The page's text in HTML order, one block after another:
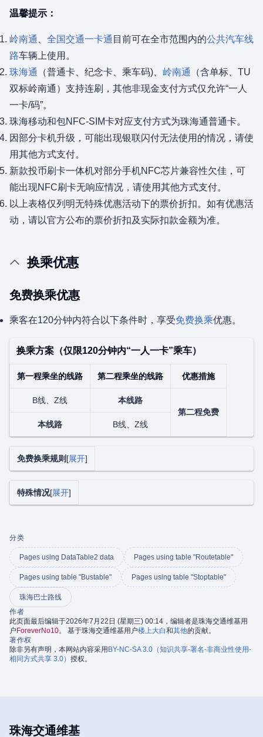
温馨提示：
岭南通 全国交通一卡通 目前可在全市范围内的公共汽车线
路车辆上使用。
珠海通
（普通卡、纪念卡、乘车码)、 岭南通
（含单标、TU
双标岭南通）支持连刷，其他非现金支付方式仅允许“一人
一卡/码”。
珠海移动和包NFC-SIM卡对应支付方式为珠海通普通卡。
因部分卡机升级，可能出现银联闪付无法使用的情况，请使
用其他方式支付。
新款投币刷卡一体机对部分手机NFC芯片兼容性欠佳，可
能出现NFC刷卡无响应情况，请使用其他方式支付。
以上表格仅列明无特殊优惠活动下的票价折扣。如有优惠活
动，请以官方公布的票价折扣及实际扣款金额为准。
换乘优惠
免费换乘优惠
乘客在120分钟内符合以下条件时，享受免费换乘优惠。
换乘方案（仅限120分钟内“一人一卡”乘车）
第一程乘坐的线路 第二程乘坐的线路 优惠措施
B线、Z线
本线路
第二程免费
本线路
B线、Z线
展开
免费换乘规则
展开
特殊情况
分类
Pages using DataTable2 data Pages using table "Routetable"
Pages using table "Bustable" Pages using table "Stoptable"
珠海巴士路线
作者
此页面最后编辑于2026年7月22日 (星期三) 00:14，编辑者是珠海交通维基用
户 ForeverNo10。 基于珠海交通维基用户楼上大白和其他的贡献。
著作权
除非另有声明，本网站内容采用 BY-NC-SA 3.0（知识共享-署名-非商业性使用-
相同方式共享 3.0） 授权。
珠海交通维基